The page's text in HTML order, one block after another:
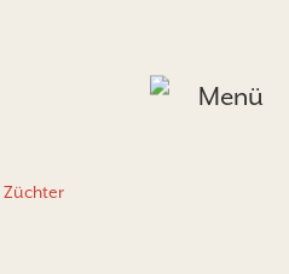
Menü
Züchter